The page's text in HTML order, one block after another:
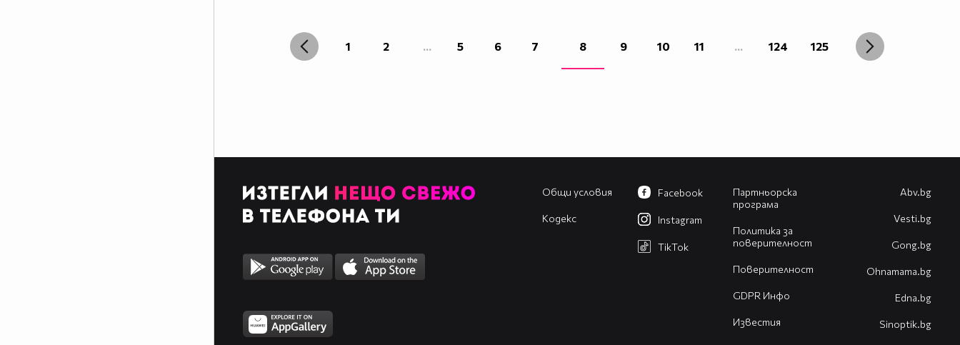
1 2 ... 5 6 7 8 9 10 11 ... 124 125
Общи условия
Кодекс
Партньорска
програма
Политика за
поверителност
Поверителност
GDPR Инфо
Известия
Facebook
Instagram
TikTok
Abv.bg
Vesti.bg
Gong.bg
Оhnamama.bg
Edna.bg
Sinoptik.bg